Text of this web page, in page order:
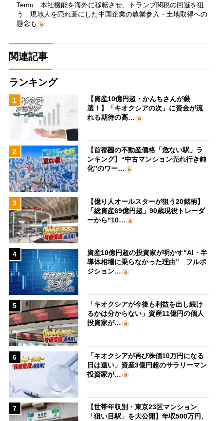
Temu…本社機能を海外に移転させ、トランプ関税の回避を狙
う 現地人を隠れ蓑にした中国企業の農業参入・土地取得への
懸念も
関連記事
ランキング
1
【資産10億円超・かんちさんが厳
選！】「キオクシアの次」に資金が流
れる期待の高…
2
【首都圏の不動産価格「危ない駅」ラ
ンキング】“中古マンション売れ行き鈍
化”のワー…
3
【億り人オールスターが狙う20銘柄】
「総資産69億円超」90歳現役トレーダ
ーから“10…
4
資産10億円超の投資家が明かす“AI・半
導体相場に乗らなかった理由” フルポ
ジション…
5
「キオクシアが今後も利益を出し続け
るかは分からない」資産11億円の個人
投資家が…
6
「キオクシアが再び株価10万円になる
日は遠い」資産3億円超のサラリーマン
投資家が…
7
【世帯年収別・東京23区マンション
「狙い目駅」を大公開】年収500万円、